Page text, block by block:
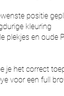
positie
kleuring
plekjes en oude
je het correct
voor een full